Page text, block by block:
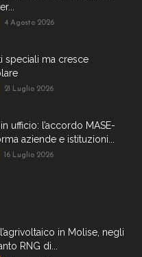
4 Agosto 2026
speciali ma cresce
21 Luglio 2026
ufficio: l’accordo MASE-
aziende e istituzioni...
16 Luglio 2026
in Molise, negli
RNG di...